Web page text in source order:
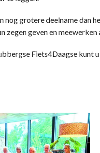
nog grotere deelname dan
zegen geven en meewerken
Fiets4Daagse kunt